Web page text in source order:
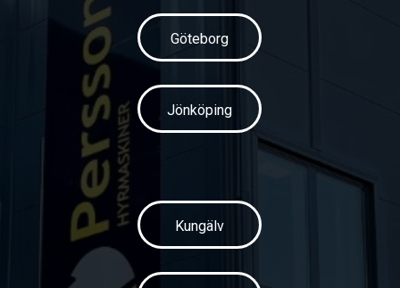
Göteborg
Jönköping
Kungälv